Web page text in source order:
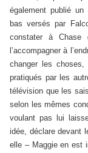
également publié un
bas versés par
constater à
l’accompagner à
changer les
pratiqués par les
télévision que les
selon les mêmes
voulant pas lui
idée, déclare devant
elle – Maggie en est